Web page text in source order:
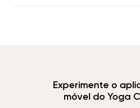
Experimente o
móvel do Yoga